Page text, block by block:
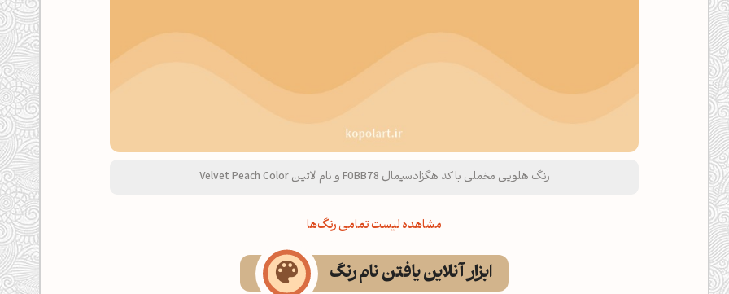
رنگ هلویی مخملی با کد هگزادسیمال F0BB78 و نام لاتین Velvet Peach Color
مشاهده لیست تمامی رنگ‌ها
ابزار آنلاین یافتن نام رنگ